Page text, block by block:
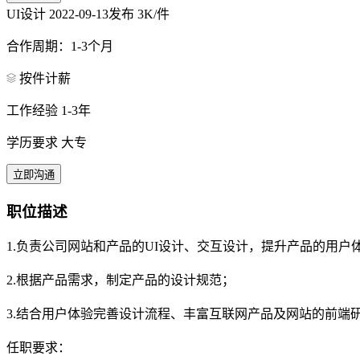
UI设计 2022-09-13发布 3K/件
合作周期：1-3个月
按件计薪
工作经验 1-3年
学历要求 大专
立即沟通
职位描述
1.负责公司网站和产品的UI设计、交互设计，提升产品的用户
2.根据产品需求，制定产品的设计规范；
3.结合用户体验完善设计流程、丰富互联网产品及网站的前端
任职要求：